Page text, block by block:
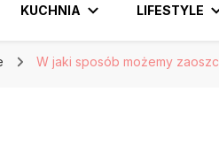
KUCHNIA LIFESTYLE
W jaki sposób możemy